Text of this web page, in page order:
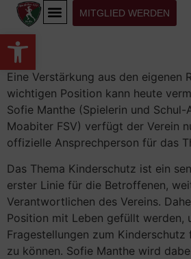
Werkzeugleiste öffnen
MITGLIED WERDEN
Eine Verstärkung aus den eigenen
wichtigen Position kann heute
Sofie Manthe (Spielerin und Schul-
Moabiter FSV) verfügt der Verein
offizielle Ansprechperson für das
Das Thema Kinderschutz ist ein
erster Linie für die Betroffenen,
Verantwortlichen des Vereins.
Position mit Leben gefüllt werden,
Fragestellungen zum
zu können. Sofie Manthe wird